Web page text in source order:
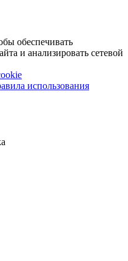
обеспечивать
и анализировать сетевой
использования